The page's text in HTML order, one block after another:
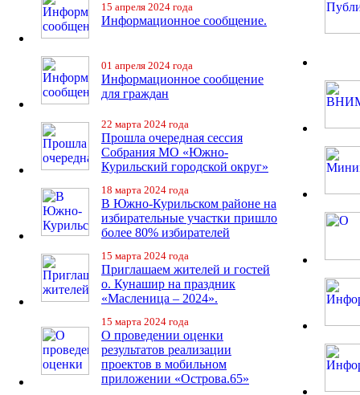
15 апреля 2024 года
Информационное сообщение.
01 апреля 2024 года
Информационное сообщение
для граждан
22 марта 2024 года
Прошла очередная сессия
Собрания МО «Южно-
Курильский городской округ»
18 марта 2024 года
В Южно-Курильском районе на
избирательные участки пришло
более 80% избирателей
15 марта 2024 года
Приглашаем жителей и гостей
о. Кунашир на праздник
«Масленица – 2024».
15 марта 2024 года
О проведении оценки
результатов реализации
проектов в мобильном
приложении «Острова.65»